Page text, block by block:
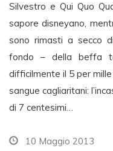
Silvestro e Qui Quo
sapore disneyano,
sono rimasti a secco
fondo – della beffa
difficilmente il 5 per
sangue cagliaritani:
di 7 centesimi…
10 Maggio 2013